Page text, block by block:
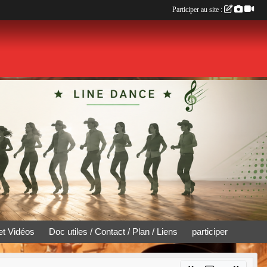
Vidéos Doc utiles / Contact / Plan / Liens participer
Participer au site :